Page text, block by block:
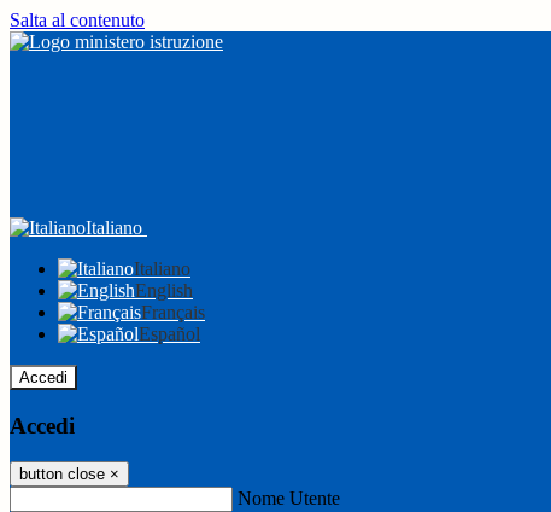
Salta al contenuto
Italiano
Italiano
English
Français
Español
Accedi
Accedi
button close ×
Nome Utente